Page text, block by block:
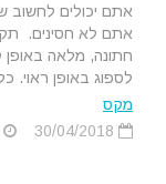
אתם יכולים לחשוב
אתם לא חסינים.
חתונה, מלאה באופן
לספוג באופן ראוי.
מקס